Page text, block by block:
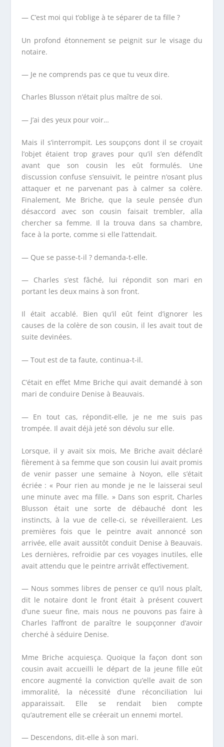
— C’est moi qui t’oblige à te séparer de ta fille ?
Un profond étonnement se peignit sur le visage du
notaire.
— Je ne comprends pas ce que tu veux dire.
Charles Blusson n’était plus maître de soi.
— J’ai des yeux pour voir…
Mais il s’interrompit. Les soupçons dont il se croyait
l’objet étaient trop graves pour qu’il s’en défendît
avant que son cousin les eût formulés. Une
discussion confuse s’ensuivit, le peintre n’osant plus
attaquer et ne parvenant pas à calmer sa colère.
Finalement, Me Briche, que la seule pensée d’un
désaccord avec son cousin faisait trembler, alla
chercher sa femme. Il la trouva dans sa chambre,
face à la porte, comme si elle l’attendait.
— Que se passe-t-il ? demanda-t-elle.
— Charles s’est fâché, lui répondit son mari en
portant les deux mains à son front.
Il était accablé. Bien qu’il eût feint d’ignorer les
causes de la colère de son cousin, il les avait tout de
suite devinées.
— Tout est de ta faute, continua-t-il.
C’était en effet Mme Briche qui avait demandé à son
mari de conduire Denise à Beauvais.
— En tout cas, répondit-elle, je ne me suis pas
trompée. Il avait déjà jeté son dévolu sur elle.
Lorsque, il y avait six mois, Me Briche avait déclaré
fièrement à sa femme que son cousin lui avait promis
de venir passer une semaine à Noyon, elle s’était
écriée : « Pour rien au monde je ne le laisserai seul
une minute avec ma fille. » Dans son esprit, Charles
Blusson était une sorte de débauché dont les
instincts, à la vue de celle-ci, se réveilleraient. Les
premières fois que le peintre avait annoncé son
arrivée, elle avait aussitôt conduit Denise à Beauvais.
Les dernières, refroidie par ces voyages inutiles, elle
avait attendu que le peintre arrivât effectivement.
— Nous sommes libres de penser ce qu’il nous plaît,
dit le notaire dont le front était à présent couvert
d’une sueur fine, mais nous ne pouvons pas faire à
Charles l’affront de paraître le soupçonner d’avoir
cherché à séduire Denise.
Mme Briche acquiesça. Quoique la façon dont son
cousin avait accueilli le départ de la jeune fille eût
encore augmenté la conviction qu’elle avait de son
immoralité, la nécessité d’une réconciliation lui
apparaissait. Elle se rendait bien compte
qu’autrement elle se créerait un ennemi mortel.
— Descendons, dit-elle à son mari.